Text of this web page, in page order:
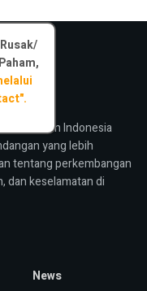
bangunan Indonesia
yang lebih
tentang perkembangan
dan keselamatan di
News